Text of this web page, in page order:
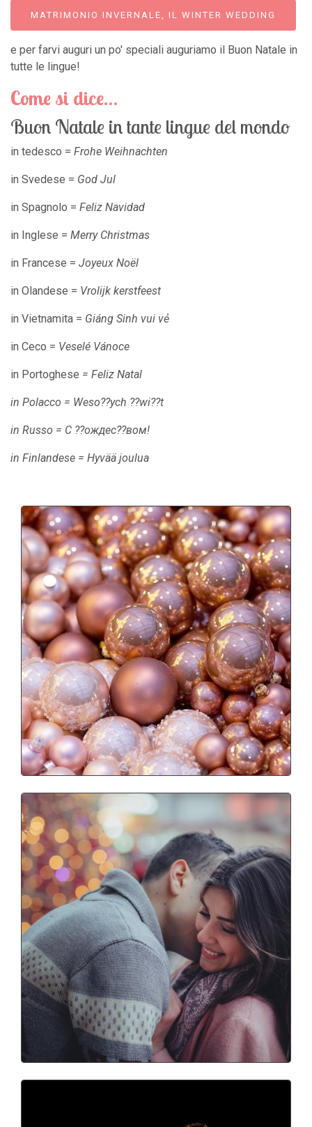
MATRIMONIO INVERNALE, IL WINTER WEDDING
e per farvi auguri un po' speciali auguriamo il Buon Natale in
tutte le lingue!
Come si dice…
Buon Natale in tante lingue del mondo
in tedesco = Frohe Weihnachten
in Svedese = God Jul
in Spagnolo = Feliz Navidad
in Inglese = Merry Christmas
in Francese = Joyeux Noël
in Olandese = Vrolijk kerstfeest
in Vietnamita = Giáng Sinh vui vẻ
in Ceco = Veselé Vánoce
in Portoghese = Feliz Natal
in Polacco = Weso??ych ??wi??t
in Russo = С ??ождес??вом!
in Finlandese = Hyvää joulua